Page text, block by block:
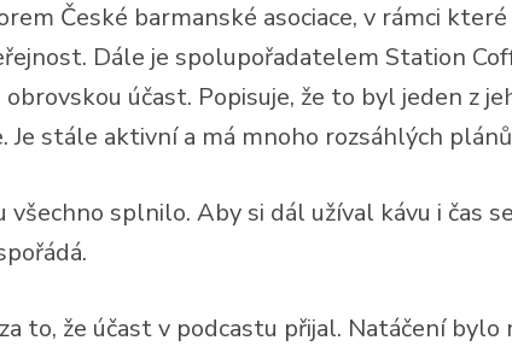
České barmanské asociace, v rámci
Dále je spolupořadatelem Station
účast. Popisuje, že to byl jeden z
stále aktivní a má mnoho rozsáhlých
všechno splnilo. Aby si dál užíval kávu i čas
to, že účast v podcastu přijal. Natáčení bylo